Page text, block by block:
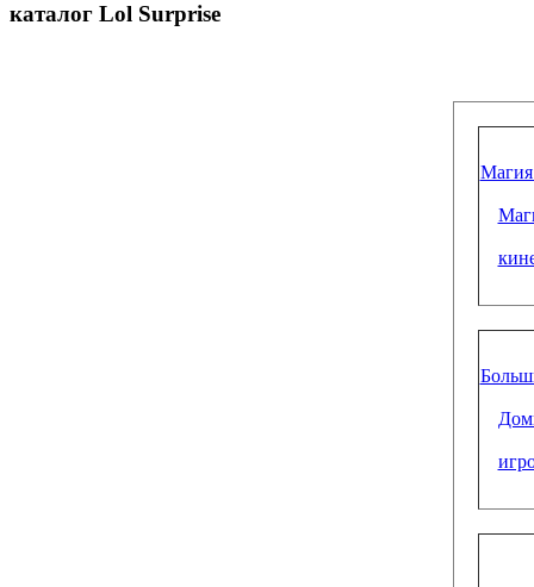
каталог Lol Surprise